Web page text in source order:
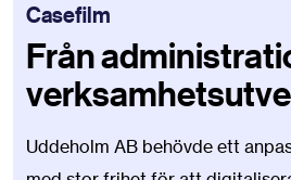
Casefilm
Från
Uddeholm AB behövde ett